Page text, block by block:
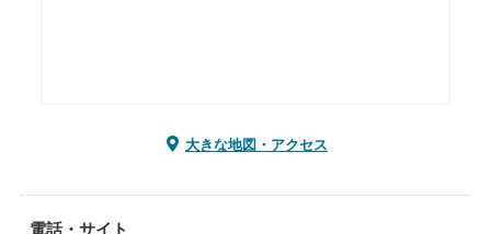
大きな地図・アクセス
電話・サイト